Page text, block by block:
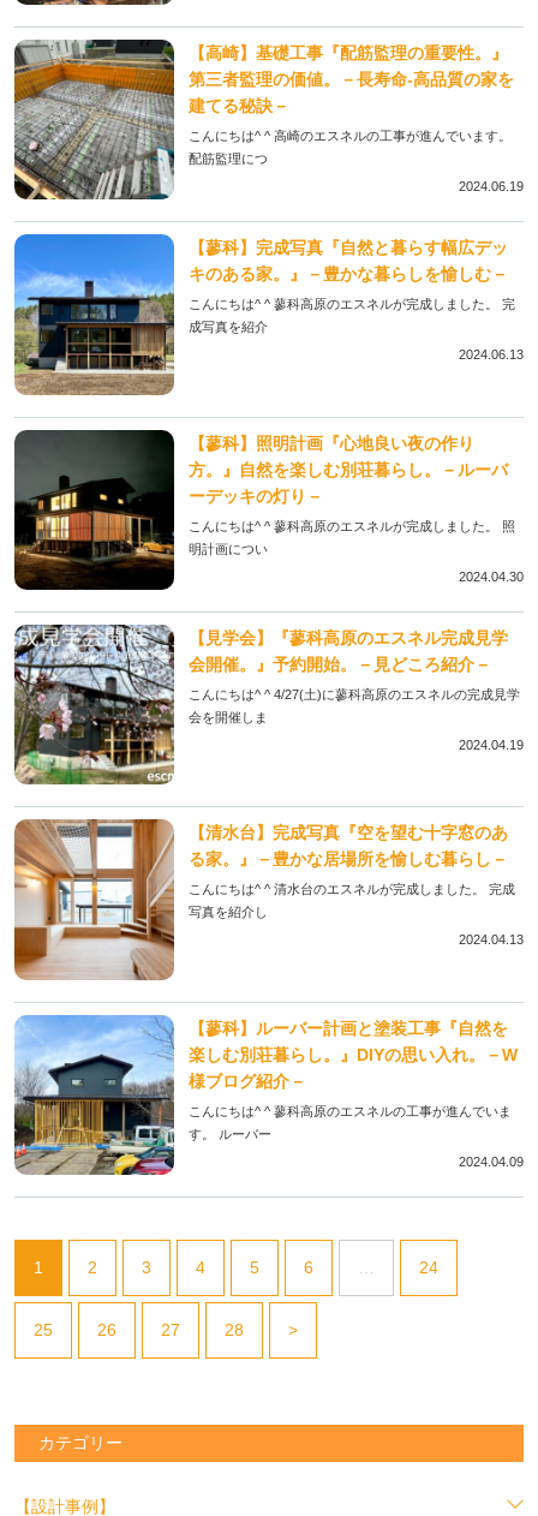
【高崎】基礎工事『配筋監理の重要性。』
第三者監理の価値。－長寿命-高品質の家を
建てる秘訣－
こんにちは^ ^ 高崎のエスネルの工事が進んでいます。
配筋監理につ
2024.06.19
【蓼科】完成写真『自然と暮らす幅広デッ
キのある家。』－豊かな暮らしを愉しむ－
こんにちは^ ^ 蓼科高原のエスネルが完成しました。 完
成写真を紹介
2024.06.13
【蓼科】照明計画『心地良い夜の作り
方。』自然を楽しむ別荘暮らし。－ルーバ
ーデッキの灯り－
こんにちは^ ^ 蓼科高原のエスネルが完成しました。 照
明計画につい
2024.04.30
【見学会】『蓼科高原のエスネル完成見学
会開催。』予約開始。－見どころ紹介－
こんにちは^ ^ 4/27(土)に蓼科高原のエスネルの完成見学
会を開催しま
2024.04.19
【清水台】完成写真『空を望む十字窓のあ
る家。』－豊かな居場所を愉しむ暮らし－
こんにちは^ ^ 清水台のエスネルが完成しました。 完成
写真を紹介し
2024.04.13
【蓼科】ルーバー計画と塗装工事『自然を
楽しむ別荘暮らし。』DIYの思い入れ。－W
様ブログ紹介－
こんにちは^ ^ 蓼科高原のエスネルの工事が進んでいま
す。 ルーバー
2024.04.09
1 2 3 4 5 6 24
25 26 27 28 >
カテゴリー
【設計事例】